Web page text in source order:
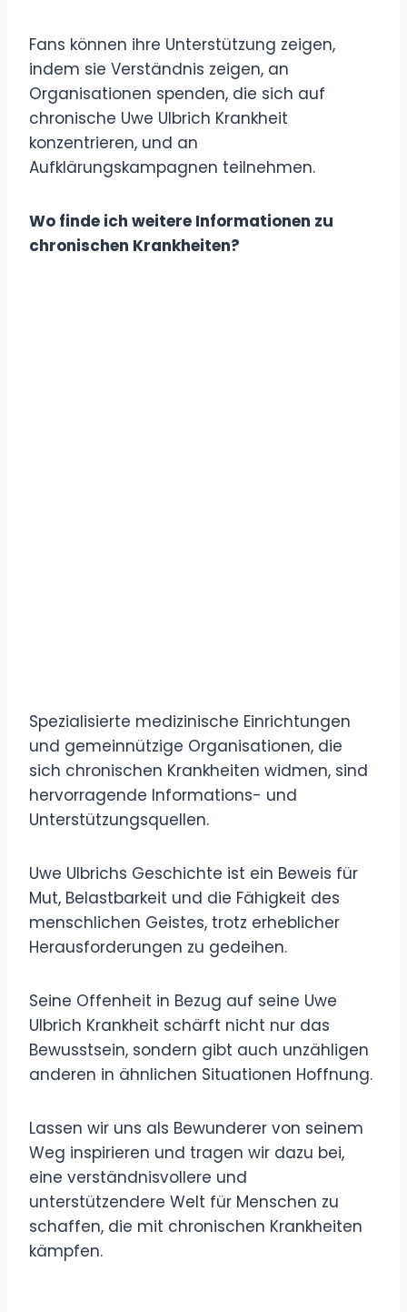
Fans können ihre Unterstützung zeigen,
indem sie Verständnis zeigen, an
Organisationen spenden, die sich auf
chronische Uwe Ulbrich Krankheit
konzentrieren, und an
Aufklärungskampagnen teilnehmen.
Wo finde ich weitere Informationen zu
chronischen Krankheiten?
Spezialisierte medizinische Einrichtungen
und gemeinnützige Organisationen, die
sich chronischen Krankheiten widmen, sind
hervorragende Informations- und
Unterstützungsquellen.
Uwe Ulbrichs Geschichte ist ein Beweis für
Mut, Belastbarkeit und die Fähigkeit des
menschlichen Geistes, trotz erheblicher
Herausforderungen zu gedeihen.
Seine Offenheit in Bezug auf seine Uwe
Ulbrich Krankheit schärft nicht nur das
Bewusstsein, sondern gibt auch unzähligen
anderen in ähnlichen Situationen Hoffnung.
Lassen wir uns als Bewunderer von seinem
Weg inspirieren und tragen wir dazu bei,
eine verständnisvollere und
unterstützendere Welt für Menschen zu
schaffen, die mit chronischen Krankheiten
kämpfen.